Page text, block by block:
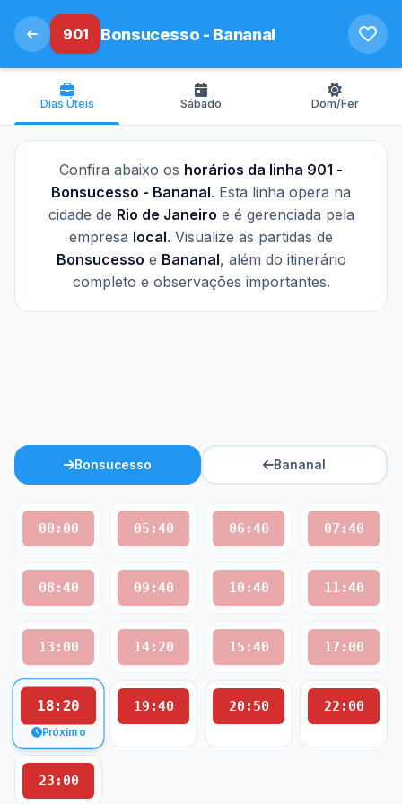
901 Bonsucesso - Bananal
Dias Úteis Sábado Dom/Fer
Confira abaixo os horários da linha 901 -
Bonsucesso - Bananal. Esta linha opera na
cidade de Rio de Janeiro e é gerenciada pela
empresa local. Visualize as partidas de
Bonsucesso e Bananal, além do itinerário
completo e observações importantes.
Bonsucesso Bananal
00:00 05:40 06:40 07:40
08:40 09:40 10:40 11:40
13:00 14:20 15:40 17:00
18:20
Próximo
19:40 20:50 22:00
23:00